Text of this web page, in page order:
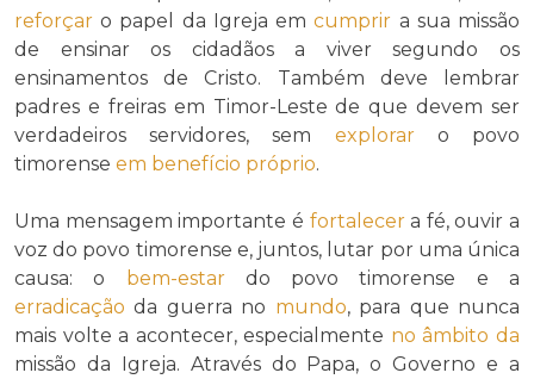
reforçar o papel da Igreja emcumprir a sua missão
de ensinar os cidadãos a viver segundo os
ensinamentos de Cristo. Também deve lembrar
padres e freiras em Timor-Leste de que devem ser
verdadeiros servidores, sem exploraro povo
timorense em benefício próprio.
Uma mensagem importante é fortalecera fé, ouvir a
voz do povo timorense e, juntos, lutar por uma única
causa: o bem-estardo povo timorense e a
erradicação da guerra no mundo, para que nunca
mais volte a acontecer, especialmente no âmbito da
missão da Igreja. Através do Papa, o Governo e a